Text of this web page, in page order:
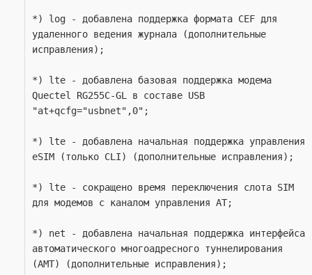
*) log - добавлена поддержка формата CEF для
удаленного ведения журнала (дополнительные
исправления);
*) lte - добавлена базовая поддержка модема
Quectel RG255C-GL в составе USB
"at+qcfg="usbnet",0";
*) lte - добавлена начальная поддержка управления
eSIM (только CLI) (дополнительные исправления);
*) lte - сокращено время переключения слота SIM
для модемов с каналом управления AT;
*) net - добавлена начальная поддержка интерфейса
автоматического многоадресного туннелирования
(AMT) (дополнительные исправления);